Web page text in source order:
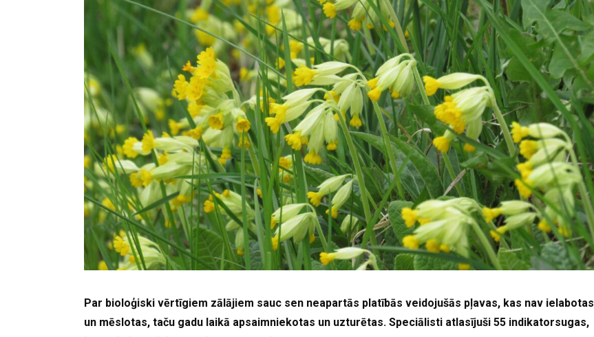
Par bioloģiski vērtīgiem zālājiem sauc sen neapartās platībās veidojušās pļavas, kas nav ielabotas
un mēslotas, taču gadu laikā apsaimniekotas un uzturētas. Speciālisti atlasījuši 55 indikatorsugas,